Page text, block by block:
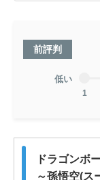
前評判
低い
1
ドラゴンボ
～孫悟空(ス